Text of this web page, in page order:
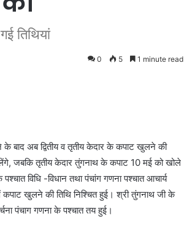
तिथियां
0 5 1 minute read
के बाद अब द्वितीय व तृतीय केदार के कपाट खुलने की
जबकि तृतीय केदार तुंगनाथ के कपाट 10 मई को खोले
विधि -विधान तथा पंचांग गणना पश्चात आचार्य
में कपाट खुलने की तिथि निश्चित हुई। श्री तुंगनाथ जी के
पंचाग गणना के पश्चात तय हुई।